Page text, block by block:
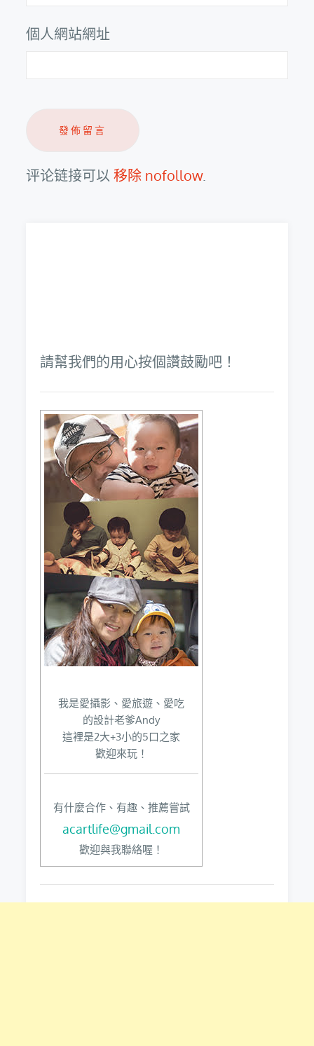
個人網站網址
评论链接可以移除 nofollow.
請幫我們的用心按個讚鼓勵吧！
我是愛攝影、愛旅遊、愛吃
的設計老爹Andy
這裡是2大+3小的5口之家
歡迎來玩！
有什麼合作、有趣、推薦嘗試
acartlife@gmail.com
歡迎與我聯絡喔！